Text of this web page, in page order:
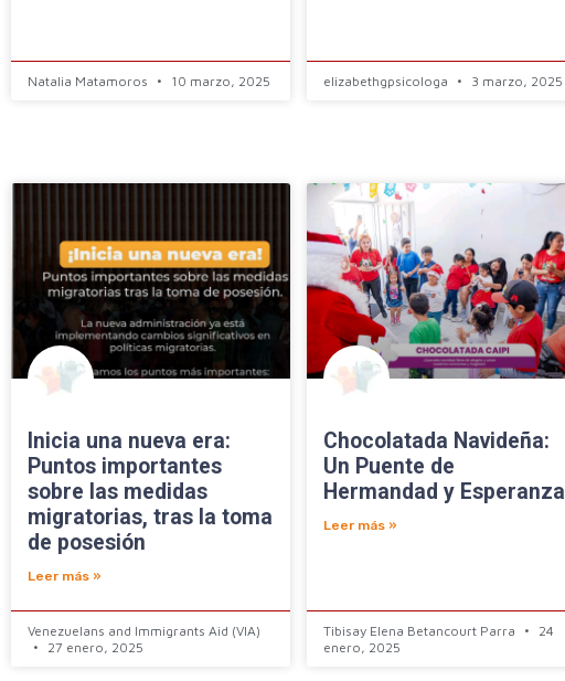
Natalia Matamoros 10 marzo, 2025 elizabethgpsicologa 3 marzo, 2025
Inicia una nueva era:
Puntos importantes
sobre las medidas
migratorias, tras la toma
de posesión
Leer más »
Venezuelans and Immigrants Aid (VIA)
27 enero, 2025
Chocolatada Navideña:
Un Puente de
Hermandad y Esperanza
Leer más »
Tibisay Elena Betancourt Parra
24
enero, 2025